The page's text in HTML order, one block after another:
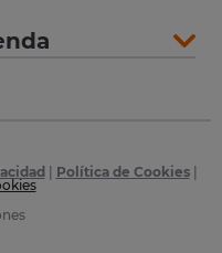
Política de Cookies|